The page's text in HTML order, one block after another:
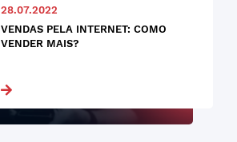
28.07.2022
VENDAS PELA INTERNET: COMO
VENDER MAIS?